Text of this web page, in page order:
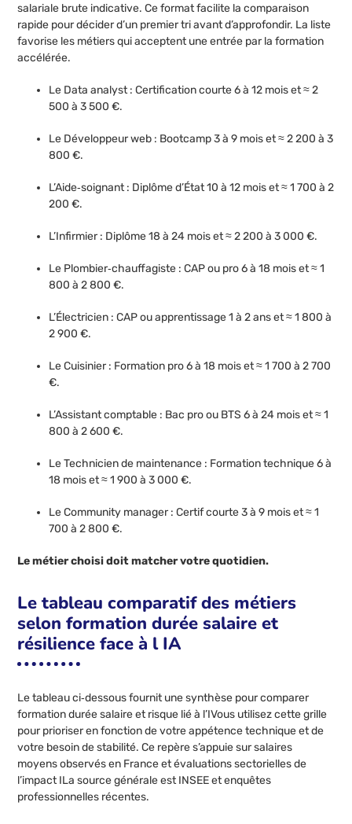
salariale brute indicative. Ce format facilite la comparaison
rapide pour décider d’un premier tri avant d’approfondir. La liste
favorise les métiers qui acceptent une entrée par la formation
accélérée.
Le Data analyst : Certification courte 6 à 12 mois et ≈ 2
500 à 3 500 €.
Le Développeur web : Bootcamp 3 à 9 mois et ≈ 2 200 à 3
800 €.
L’Aide‑soignant : Diplôme d’État 10 à 12 mois et ≈ 1 700 à 2
200 €.
L’Infirmier : Diplôme 18 à 24 mois et ≈ 2 200 à 3 000 €.
Le Plombier‑chauffagiste : CAP ou pro 6 à 18 mois et ≈ 1
800 à 2 800 €.
L’Électricien : CAP ou apprentissage 1 à 2 ans et ≈ 1 800 à
2 900 €.
Le Cuisinier : Formation pro 6 à 18 mois et ≈ 1 700 à 2 700
€.
L’Assistant comptable : Bac pro ou BTS 6 à 24 mois et ≈ 1
800 à 2 600 €.
Le Technicien de maintenance : Formation technique 6 à
18 mois et ≈ 1 900 à 3 000 €.
Le Community manager : Certif courte 3 à 9 mois et ≈ 1
700 à 2 800 €.
Le métier choisi doit matcher votre quotidien.
Le tableau comparatif des métiers
selon formation durée salaire et
résilience face à l IA
Le tableau ci‑dessous fournit une synthèse pour comparer
formation durée salaire et risque lié à l’IVous utilisez cette grille
pour prioriser en fonction de votre appétence technique et de
votre besoin de stabilité. Ce repère s’appuie sur salaires
moyens observés en France et évaluations sectorielles de
l’impact ILa source générale est INSEE et enquêtes
professionnelles récentes.